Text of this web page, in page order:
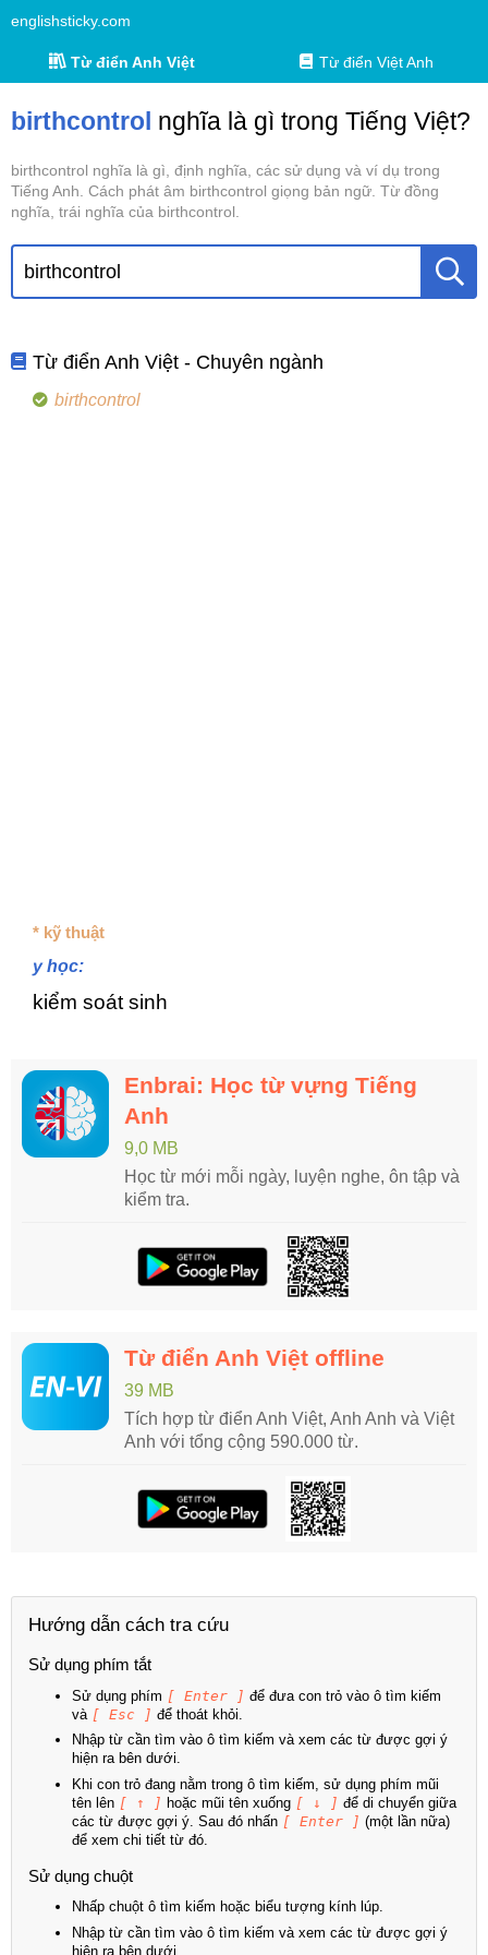
englishsticky.com
Từ điển Anh Việt Từ điển Việt Anh
birthcontrol nghĩa là gì trong Tiếng Việt?
birthcontrol nghĩa là gì, định nghĩa, các sử dụng và ví dụ trong
Tiếng Anh. Cách phát âm birthcontrol giọng bản ngữ. Từ đồng
nghĩa, trái nghĩa của birthcontrol.
Từ điển Anh Việt - Chuyên ngành
birthcontrol
* kỹ thuật
y học:
kiểm soát sinh
Enbrai: Học từ vựng Tiếng
Anh
9,0 MB
Học từ mới mỗi ngày, luyện nghe, ôn tập và
kiểm tra.
Từ điển Anh Việt offline
39 MB
Tích hợp từ điển Anh Việt, Anh Anh và Việt
Anh với tổng cộng 590.000 từ.
Hướng dẫn cách tra cứu
Sử dụng phím tắt
Sử dụng phím [ Enter ] để đưa con trỏ vào ô tìm kiếm
và [ Esc ] để thoát khỏi.
Nhập từ cần tìm vào ô tìm kiếm và xem các từ được gợi ý
hiện ra bên dưới.
Khi con trỏ đang nằm trong ô tìm kiếm, sử dụng phím mũi
tên lên [ ↑ ] hoặc mũi tên xuống [ ↓ ] để di chuyển giữa
các từ được gợi ý. Sau đó nhấn [ Enter ] (một lần nữa)
để xem chi tiết từ đó.
Sử dụng chuột
Nhấp chuột ô tìm kiếm hoặc biểu tượng kính lúp.
Nhập từ cần tìm vào ô tìm kiếm và xem các từ được gợi ý
hiện ra bên dưới.